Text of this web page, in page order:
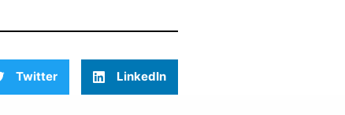
Twitter LinkedIn